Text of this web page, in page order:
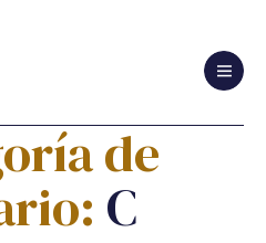
de
C